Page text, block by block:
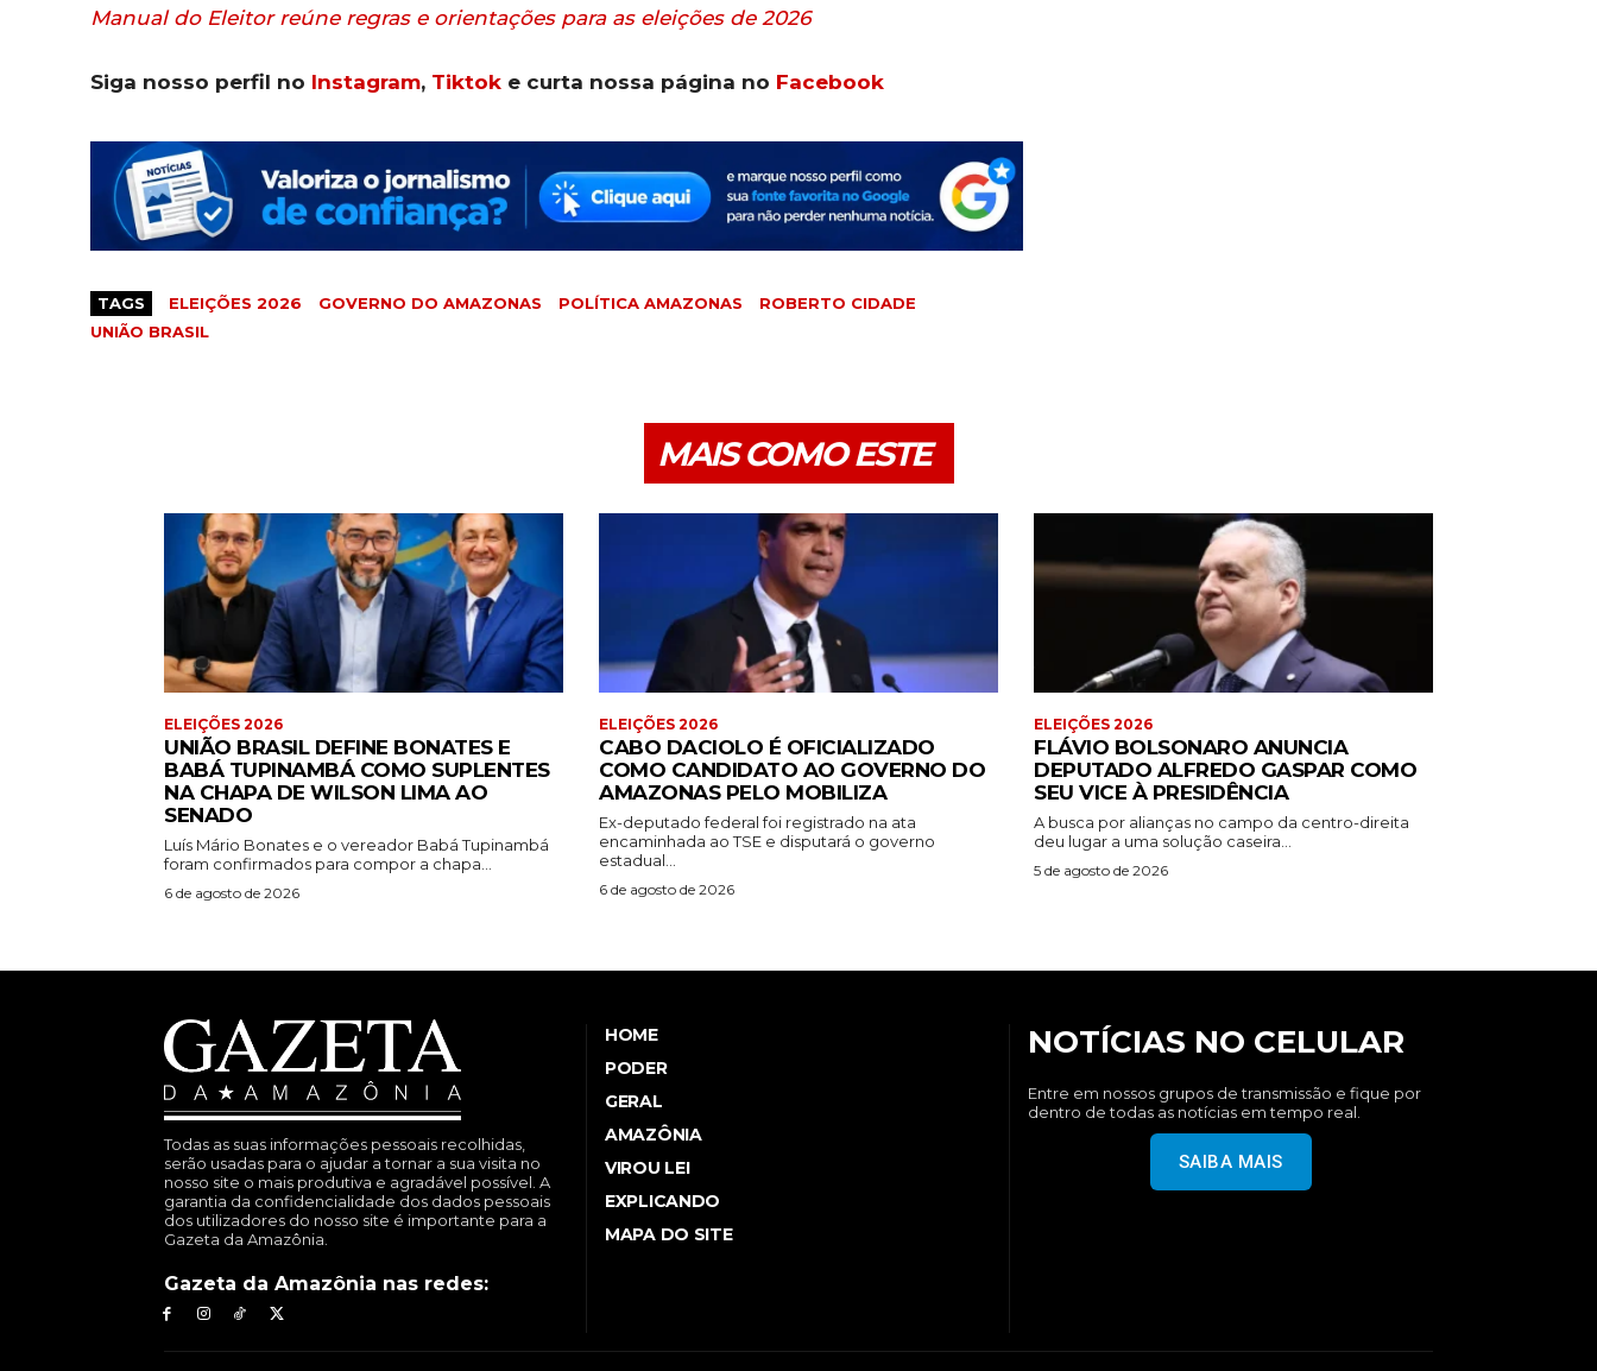
Manual do Eleitor reúne regras e orientações para as eleições de 2026
Siga nosso perfil no Instagram, Tiktok e curta nossa página no Facebook
TAGS ELEIÇÕES 2026 GOVERNO DO AMAZONAS POLÍTICA AMAZONAS
ROBERTO CIDADE
UNIÃO BRASIL
MAIS COMO ESTE
ELEIÇÕES 2026
UNIÃO BRASIL DEFINE BONATES E
BABÁ TUPINAMBÁ COMO SUPLENTES
NA CHAPA DE WILSON LIMA AO
SENADO
Luís Mário Bonates e o vereador Babá Tupinambá
foram confirmados para compor a chapa...
6 de agosto de 2026
ELEIÇÕES 2026
CABO DACIOLO É OFICIALIZADO
COMO CANDIDATO AO GOVERNO DO
AMAZONAS PELO MOBILIZA
Ex-deputado federal foi registrado na ata
encaminhada ao TSE e disputará o governo
estadual...
6 de agosto de 2026
ELEIÇÕES 2026
FLÁVIO BOLSONARO ANUNCIA
DEPUTADO ALFREDO GASPAR COMO
SEU VICE À PRESIDÊNCIA
A busca por alianças no campo da centro-direita
deu lugar a uma solução caseira...
5 de agosto de 2026
Todas as suas informações pessoais recolhidas,
serão usadas para o ajudar a tornar a sua visita no
nosso site o mais produtiva e agradável possível. A
garantia da confidencialidade dos dados pessoais
dos utilizadores do nosso site é importante para a
Gazeta da Amazônia.
Gazeta da Amazônia nas redes:
HOME
PODER
GERAL
AMAZÔNIA
VIROU LEI
EXPLICANDO
MAPA DO SITE
NOTÍCIAS NO CELULAR
Entre em nossos grupos de transmissão e fique por
dentro de todas as notícias em tempo real.
SAIBA MAIS